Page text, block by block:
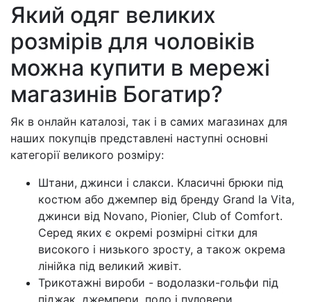
Який одяг великих
розмірів для чоловіків
можна купити в мережі
магазинів Богатир?
Як в онлайн каталозі, так і в самих магазинах для
наших покупців представлені наступні основні
категорії великого розміру:
Штани, джинси і слакси. Класичні брюки під
костюм або джемпер від бренду Grand la Vita,
джинси від Novano, Pionier, Club of Comfort.
Серед яких є окремі розмірні сітки для
високого і низького зросту, а також окрема
лінійка під великий живіт.
Трикотажні вироби - водолазки-гольфи під
піджак, джемпери, поло і пуловери.